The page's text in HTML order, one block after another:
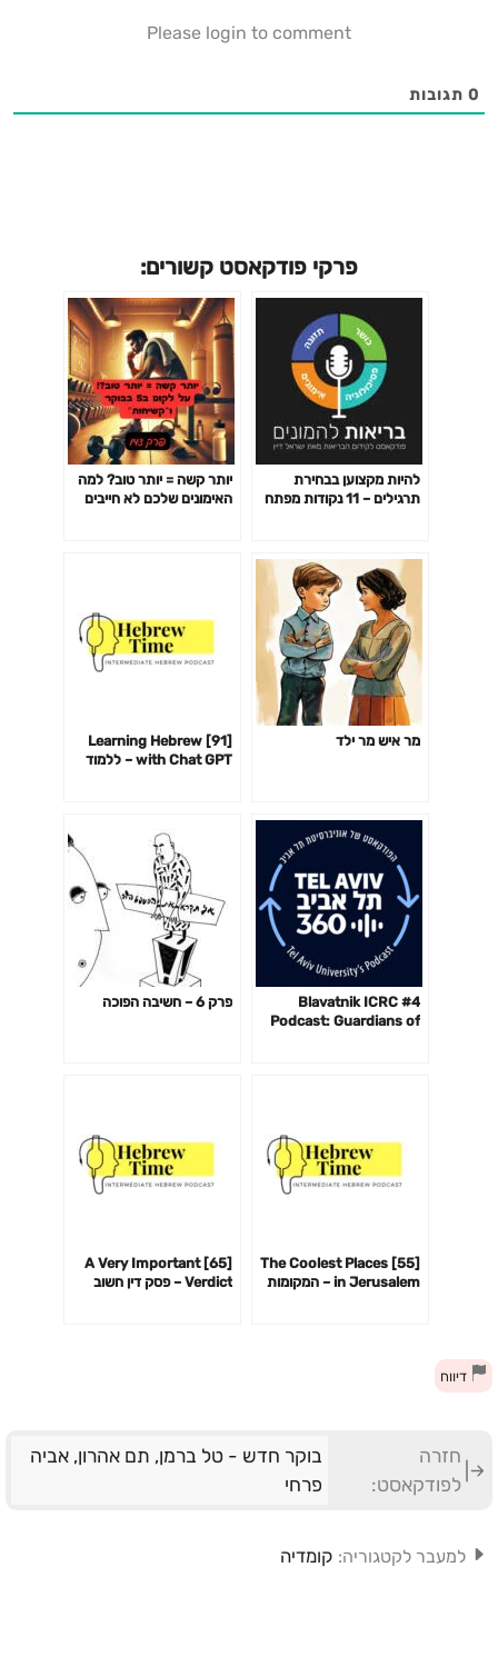
Please login to comment
0 תגובות
פרקי פודקאסט קשורים:
להיות מקצוען בבחירת
תרגילים – 11 נקודות מפתח
יותר קשה = יותר טוב? למה
האימונים שלכם לא חייבים
מר איש מר ילד
[91] Learning Hebrew
with Chat GPT – ללמוד
#4 Blavatnik ICRC
Podcast: Guardians of
פרק 6 – חשיבה הפוכה
[55] The Coolest Places
in Jerusalem – המקומות
[65] A Very Important
Verdict – פסק דין חשוב
דיווח
חזרה
לפודקאסט:
בוקר חדש - טל ברמן, תם אהרון, אביה
פרחי
למעבר לקטגוריה: קומדיה